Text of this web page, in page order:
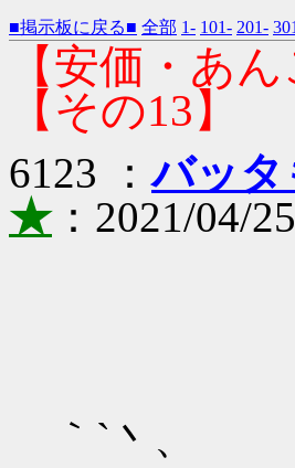
■掲示板に戻る■ 全部 1- 101- 201-
【安価・あ
【その13】
6123 ：バッタ
★：2021/04/
｀`丶、